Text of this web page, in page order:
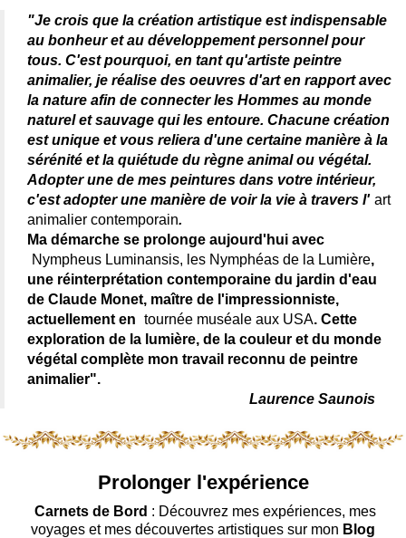
"Je crois que la création artistique est indispensable
au bonheur et au développement personnel pour
tous. C'est pourquoi, en tant qu'artiste peintre
animalier, je réalise des oeuvres d'art en rapport avec
la nature afin de connecter les Hommes au monde
naturel et sauvage qui les entoure. Chacune création
est unique et vous reliera d'une certaine manière à la
sérénité et la quiétude du règne animal ou végétal.
Adopter une de mes peintures dans votre intérieur,
c'est adopter une manière de voir la vie à travers l' art
animalier contemporain.
Ma démarche se prolonge aujourd'hui avec
Nympheus Luminansis, les Nymphéas de la Lumière,
une réinterprétation contemporaine du jardin d'eau
de Claude Monet, maître de l'impressionniste,
actuellement en tournée muséale aux USA. Cette
exploration de la lumière, de la couleur et du monde
végétal complète mon travail reconnu de peintre
animalier".
Laurence Saunois
Prolonger l'expérience
Carnets de Bord : Découvrez mes expériences, mes
voyages et mes découvertes artistiques sur mon Blog